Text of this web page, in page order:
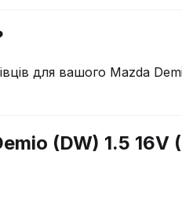
для вашого Mazda
(DW) 1.5 16V